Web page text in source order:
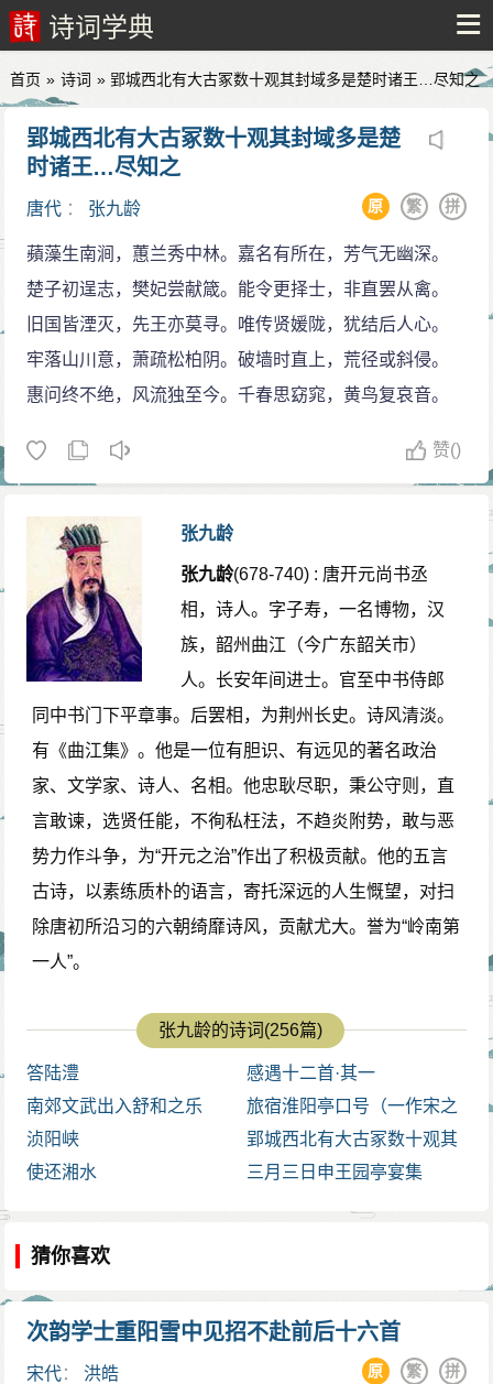
诗词学典
首页 » 诗词 » 郢城西北有大古冢数十观其封域多是楚时诸王…尽知之
郢城西北有大古冢数十观其封域多是楚
时诸王…尽知之
唐代 ： 张九龄 拼
繁
原
蘋藻生南涧，蕙兰秀中林。嘉名有所在，芳气无幽深。
楚子初逞志，樊妃尝献箴。能令更择士，非直罢从禽。
旧国皆湮灭，先王亦莫寻。唯传贤媛陇，犹结后人心。
牢落山川意，萧疏松柏阴。破墙时直上，荒径或斜侵。
惠问终不绝，风流独至今。千春思窈窕，黄鸟复哀音。
赞()
张九龄
张九龄(678-740) : 唐开元尚书丞
相，诗人。字子寿，一名博物，汉
族，韶州曲江（今广东韶关市）
人。长安年间进士。官至中书侍郎
同中书门下平章事。后罢相，为荆州长史。诗风清淡。
有《曲江集》。他是一位有胆识、有远见的著名政治
家、文学家、诗人、名相。他忠耿尽职，秉公守则，直
言敢谏，选贤任能，不徇私枉法，不趋炎附势，敢与恶
势力作斗争，为“开元之治”作出了积极贡献。他的五言
古诗，以素练质朴的语言，寄托深远的人生慨望，对扫
除唐初所沿习的六朝绮靡诗风，贡献尤大。誉为“岭南第
一人”。
张九龄的诗词(256篇)
答陆澧
感遇十二首·其一
南郊文武出入舒和之乐
旅宿淮阳亭口号（一作宋之
问诗）
浈阳峡
郢城西北有大古冢数十观其
封域多是楚时诸王…尽知之
使还湘水 三月三日申王园亭宴集
猜你喜欢
次韵学士重阳雪中见招不赴前后十六首
宋代： 洪皓 拼
繁
原